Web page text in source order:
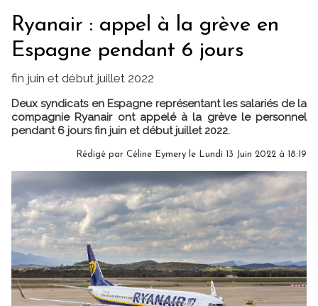
Ryanair : appel à la grève en
Espagne pendant 6 jours
fin juin et début juillet 2022
Deux syndicats en Espagne représentant les salariés de la
compagnie Ryanair ont appelé à la grève le personnel
pendant 6 jours fin juin et début juillet 2022.
Rédigé par Céline Eymery le Lundi 13 Juin 2022 à 18:19